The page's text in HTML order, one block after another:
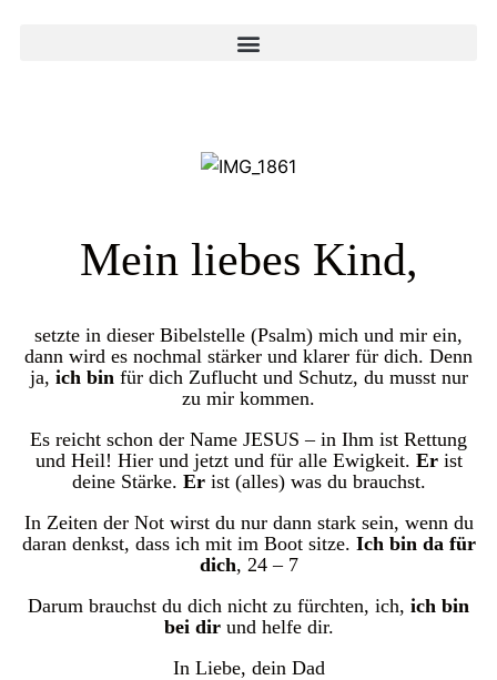
Mein liebes Kind,
setzte in dieser Bibelstelle (Psalm) mich und mir ein,
dann wird es nochmal stärker und klarer für dich. Denn
ja, ich bin für dich Zuflucht und Schutz, du musst nur
zu mir kommen.
Es reicht schon der Name JESUS – in Ihm ist Rettung
und Heil! Hier und jetzt und für alle Ewigkeit. Erist
deine Stärke. Er ist (alles) was du brauchst.
In Zeiten der Not wirst du nur dann stark sein, wenn du
daran denkst, dass ich mit im Boot sitze. Ich bin da für
dich, 24 – 7
Darum brauchst du dich nicht zu fürchten, ich, ich bin
bei dirund helfe dir.
In Liebe, dein Dad